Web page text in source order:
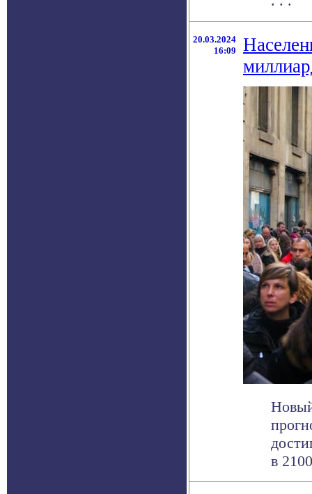
20.03.2024
16:09
в